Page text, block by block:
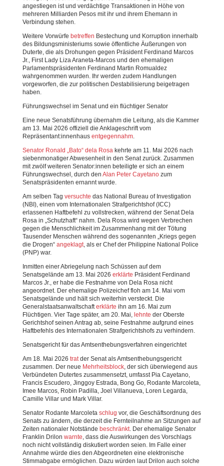
angestiegen ist und verdächtige Transaktionen in Höhe von
mehreren Milliarden Pesos mit ihr und ihrem Ehemann in
Verbindung stehen.
Weitere Vorwürfe betreffen Bestechung und Korruption innerhalb
des Bildungsministeriums sowie öffentliche Äußerungen von
Duterte, die als Drohungen gegen Präsident Ferdinand Marcos
Jr., First Lady Liza Araneta-Marcos und den ehemaligen
Parlamentspräsidenten Ferdinand Martin Romualdez
wahrgenommen wurden. Ihr werden zudem Handlungen
vorgeworfen, die zur politischen Destabilisierung beigetragen
haben.
Führungswechsel im Senat und ein flüchtiger Senator
Eine neue Senatsführung übernahm die Leitung, als die Kammer
am 13. Mai 2026 offiziell die Anklageschrift vom
Repräsentant:innenhaus entgegennahm.
Senator Ronald „Bato“ dela Rosakehrte am 11. Mai 2026 nach
siebenmonatiger Abwesenheit in den Senat zurück. Zusammen
mit zwölf weiteren Senator:innen beteiligte er sich an einem
Führungswechsel, durch den Alan Peter Cayetanozum
Senatspräsidenten ernannt wurde.
Am selben Tag versuchte das National Bureau of Investigation
(NBI), einen vom Internationalen Strafgerichtshof (ICC)
erlassenen Haftbefehl zu vollstrecken, während der Senat Dela
Rosa in „Schutzhaft“ nahm. Dela Rosa wird wegen Verbrechen
gegen die Menschlichkeit im Zusammenhang mit der Tötung
Tausender Menschen während des sogenannten „Kriegs gegen
die Drogen“ angeklagt, als er Chef der Philippine National Police
(PNP) war.
Inmitten einer Abriegelung nach Schüssen auf dem
Senatsgelände am 13. Mai 2026 erklärte Präsident Ferdinand
Marcos Jr., er habe die Festnahme von Dela Rosa nicht
angeordnet. Der ehemalige Polizeichef floh am 14. Mai vom
Senatsgelände und hält sich weiterhin versteckt. Die
Generalstaatsanwaltschafterklärte ihn am 16. Mai zum
Flüchtigen. Vier Tage später, am 20. Mai, lehnte der Oberste
Gerichtshof seinen Antrag ab, seine Festnahme aufgrund eines
Haftbefehls des Internationalen Strafgerichtshofs zu verhindern.
Senatsgericht für das Amtsenthebungsverfahren eingerichtet
Am 18. Mai 2026 tratder Senat als Amtsenthebungsgericht
zusammen. Der neue Mehrheitsblock, der sich überwiegend aus
Verbündeten Dutertes zusammensetzt, umfasst Pia Cayetano,
Francis Escudero, Jinggoy Estrada, Bong Go, Rodante Marcoleta,
Imee Marcos, Robin Padilla, Joel Villanueva, Loren Legarda,
Camille Villar und Mark Villar.
Senator Rodante Marcoleta schlug vor, die Geschäftsordnung des
Senats zu ändern, die derzeit die Fernteilnahme an Sitzungen auf
Zeiten nationaler Notstände beschränkt. Der ehemalige Senator
Franklin Drilon warnte, dass die Auswirkungen des Vorschlags
noch nicht vollständig diskutiert worden seien. Im Falle einer
Annahme würde dies den Abgeordneten eine elektronische
Stimmabgabe ermöglichen. Dazu würden laut Drilon auch solche